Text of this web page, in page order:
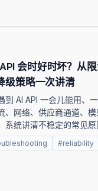
会时好时坏？从
级策略一次讲清
到 AI API 一会儿能用、
、网络、供应商通道、
系统讲清不稳定的常见原
#reliability